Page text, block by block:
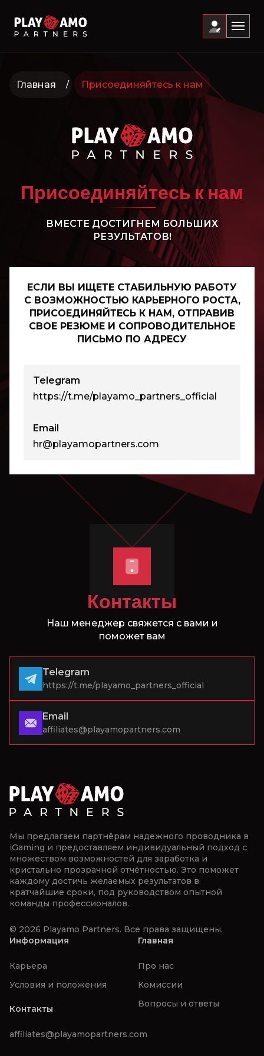
Главная Присоединяйтесь к нам
Присоединяйтесь к нам
ВМЕСТЕ ДОСТИГНЕМ БОЛЬШИХ
РЕЗУЛЬТАТОВ!
ЕСЛИ ВЫ ИЩЕТЕ СТАБИЛЬНУЮ РАБОТУ
С ВОЗМОЖНОСТЬЮ КАРЬЕРНОГО РОСТА,
ПРИСОЕДИНЯЙТЕСЬ К НАМ, ОТПРАВИВ
СВОЕ РЕЗЮМЕ И СОПРОВОДИТЕЛЬНОЕ
ПИСЬМО ПО АДРЕСУ
Telegram
https://t.me/playamo_partners_official
Email
hr@playamopartners.com
Контакты
Наш менеджер свяжется с вами и
поможет вам
Telegram
https://t.me/playamo_partners_official
Email
affiliates@playamopartners.com
Мы предлагаем партнёрам надежного проводника в
iGaming и предоставляем индивидуальный подход с
множеством возможностей для заработка и
кристально прозрачной отчётностью. Это поможет
каждому достичь желаемых результатов в
кратчайшие сроки, под руководством опытной
команды профессионалов.
© 2026 Playamo Partners. Все права защищены.
Главная
Про нас
Комиссии
Вопросы и ответы
Информация
Карьера
Условия и положения
Контакты
affiliates@playamopartners.com